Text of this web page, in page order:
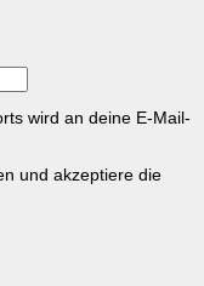
wird an deine E-Mail-
und akzeptiere die